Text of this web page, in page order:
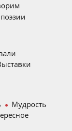
Мудрость